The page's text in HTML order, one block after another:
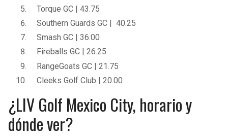
Torque GC | 43.75
Southern Guards GC | 40.25
Smash GC | 36.00
Fireballs GC | 26.25
RangeGoats GC | 21.75
Cleeks Golf Club | 20.00
¿LIV Golf Mexico City, horario y
dónde ver?